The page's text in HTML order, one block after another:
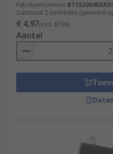
Fabrikantnummer
Subtotaal 2 eenheden (geleverd
€ 4,97(excl. BTW)
Aantal